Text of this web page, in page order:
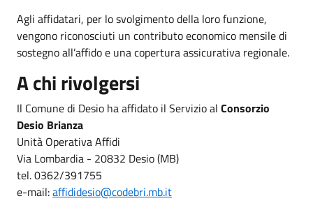
Agli affidatari, per lo svolgimento della loro funzione,
vengono riconosciuti un contributo economico mensile di
sostegno all’affido e una copertura assicurativa regionale.
A chi rivolgersi
Il Comune di Desio ha affidato il Servizio al Consorzio
Desio Brianza
Unità Operativa Affidi
Via Lombardia - 20832 Desio (MB)
tel. 0362/391755
e-mail:affididesio@codebri.mb.it